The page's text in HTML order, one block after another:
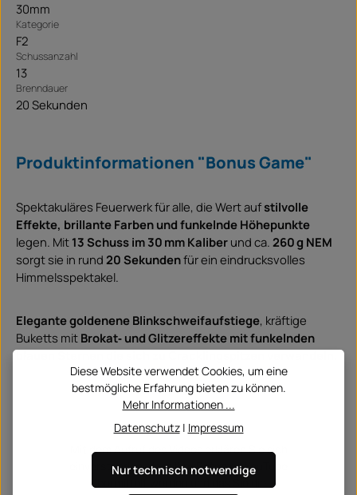
30mm
Kategorie
F2
Schussanzahl
13
Brenndauer
20 Sekunden
Produktinformationen "Bonus Game"
Spektakuläres Feuerwerk für alle, die Wert auf stilvolle
Effekte, brillante Farben und funkelnde Höhepunkte
legen. Mit 13 Schuss im 30 mm Kaliber und ca. 260 g NEM
sorgt sie in rund 20 Sekundenfür ein eindrucksvolles
Himmelsspektakel.
Elegante goldenene Blinkschweifaufstiege, kräftige
Buketts mit Brokat‑ und Glitzereffekte mit funkelnden
Mit dem Aufruf des Videos erklären Sie sich
einverstanden, dass Ihre Daten an YouTube
übermittelt werden und das Sie die
Diese Website verwendet Cookies, um eine
bestmögliche Erfahrung bieten zu können.
Mehr Informationen ...
Datenschutz| Impressum
Nur technisch notwendige